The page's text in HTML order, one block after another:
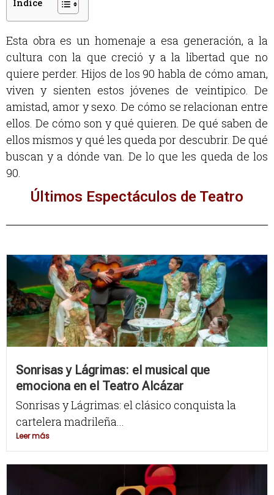
Índice
Esta obra es un homenaje a esa generación, a la
cultura con la que creció y a la libertad que no
quiere perder. Hijos de los 90 habla de cómo aman,
viven y sienten estos jóvenes de veintipico. De
amistad, amor y sexo. De cómo se relacionan entre
ellos. De cómo son y qué quieren. De qué saben de
ellos mismos y qué les queda por descubrir. De qué
buscan y a dónde van. De lo que les queda de los
90.
Últimos Espectáculos de Teatro
Sonrisas y Lágrimas: el musical que
emociona en el Teatro Alcázar
Sonrisas y Lágrimas: el clásico conquista la
cartelera madrileña...
Leer más